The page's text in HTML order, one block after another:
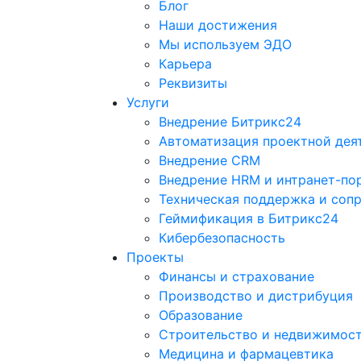
Блог
Наши достижения
Мы используем ЭДО
Карьера
Реквизиты
Услуги
Внедрение Битрикс24
Автоматизация проектной
Внедрение CRM
Внедрение HRM и интранет-
Техническая поддержка и
Геймификация в Битрикс24
Кибербезопасность
Проекты
Финансы и страхование
Производство и дистрибуция
Образование
Строительство и
Медицина и фармацевтика